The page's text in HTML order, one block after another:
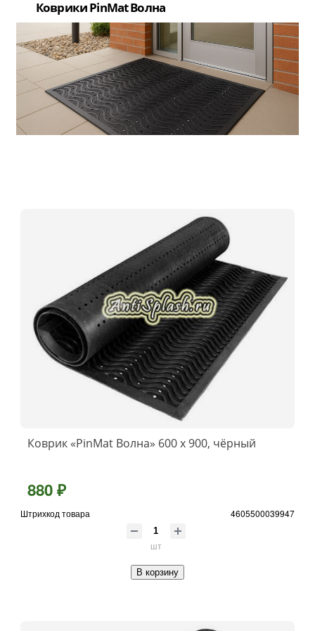
Коврики PinMat Волна
Коврик «PinMat Волна» 600 х 900, чёрный
880 ₽
Штрихкод товара 4605500039947
шт
В корзину